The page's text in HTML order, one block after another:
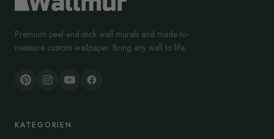
Premium peel-and-stick wall murals and made-to-
measure custom wallpaper. Bring any wall to life.
KATEGORIEN